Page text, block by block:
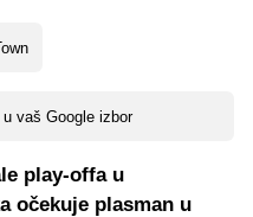
vaš Google izbor
play-offa u
očekuje plasman u